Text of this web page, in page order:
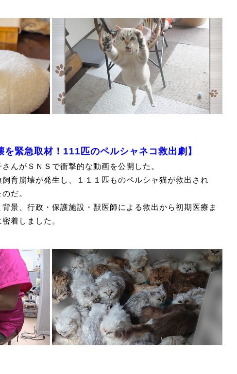
緊急取材！111匹のペルシャネコ救出劇】
んがＳＮＳで衝撃的な動画を公開した。
育崩壊が発生し、１１１匹ものペルシャ猫が救出され
だ。
景、行政・保護施設・獣医師による救出から初期医療ま
着しました。